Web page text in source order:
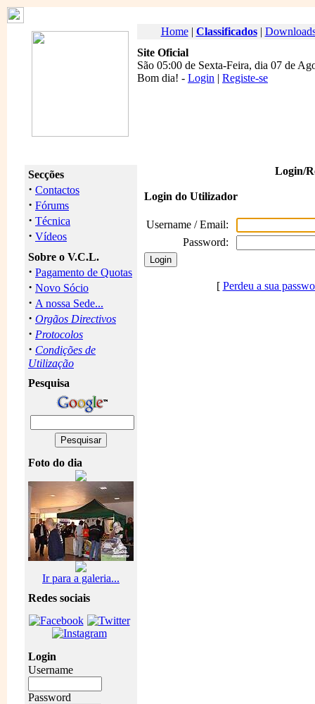
Home| Classificados|
Site Oficial
São 05:00 de Sexta-Feira, dia 07 de
Bom dia! - Login | Registe-se
Secções
· Contactos
· Fórums
· Técnica
· Vídeos
Sobre o V.C.L.
· Pagamento de Quotas
· Novo Sócio
· A nossa Sede...
· Orgãos Directivos
· Protocolos
· Condições de
Utilização
Pesquisa
Foto do dia
Ir para a galeria...
Redes sociais
Login
Username
Password
Login/
Login do Utilizador
Username / Email:
Password:
[ Perdeu a sua